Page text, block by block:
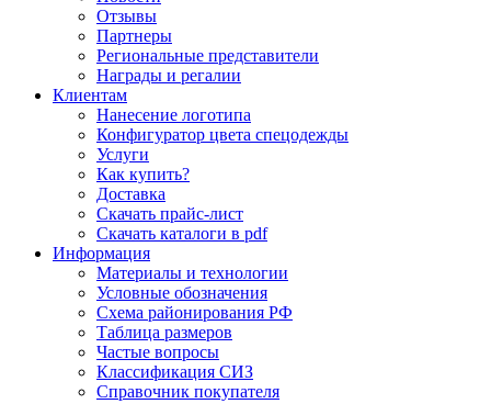
Отзывы
Партнеры
Региональные представители
Награды и регалии
Клиентам
Нанесение логотипа
Конфигуратор цвета спецодежды
Услуги
Как купить?
Доставка
Скачать прайс-лист
Скачать каталоги в pdf
Информация
Материалы и технологии
Условные обозначения
Схема районирования РФ
Таблица размеров
Частые вопросы
Классификация СИЗ
Справочник покупателя